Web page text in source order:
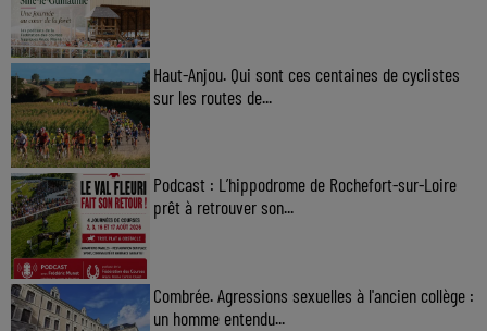
Haut-Anjou. Qui sont ces centaines de cyclistes
sur les routes de...
Podcast : L’hippodrome de Rochefort-sur-Loire
prêt à retrouver son...
Combrée. Agressions sexuelles à l'ancien collège :
un homme entendu...